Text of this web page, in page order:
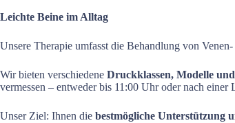
Leichte Beine im Alltag
Unsere Therapie umfasst die Behandlung von
Wir bieten verschiedene Druckklassen, Modelle
vermessen – entweder bis 11:00 Uhr oder nach
Unser Ziel: Ihnen die bestmögliche Unterstützung